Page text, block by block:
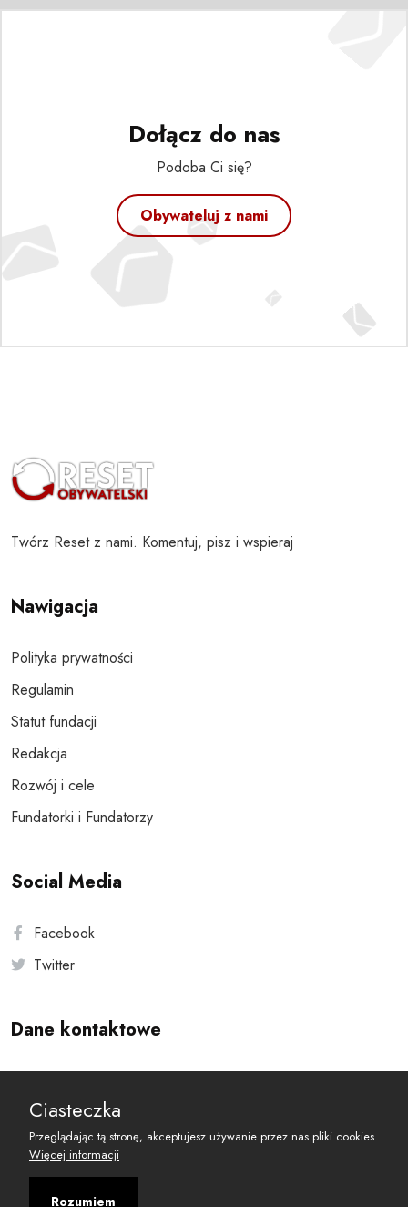
Dołącz do nas
Podoba Ci się?
Obywateluj z nami
Twórz Reset z nami. Komentuj, pisz i wspieraj
Nawigacja
Polityka prywatności
Regulamin
Statut fundacji
Redakcja
Rozwój i cele
Fundatorki i Fundatorzy
Social Media
Facebook
Twitter
Dane kontaktowe
reset@resetobywatelski.pl
Ciasteczka
Przeglądając tą stronę, akceptujesz używanie przez nas pliki cookies.
Więcej informacji
Rozumiem